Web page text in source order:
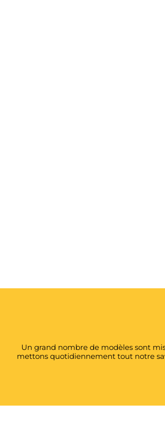
Un grand nombre de modèles sont
mettons quotidiennement tout notre